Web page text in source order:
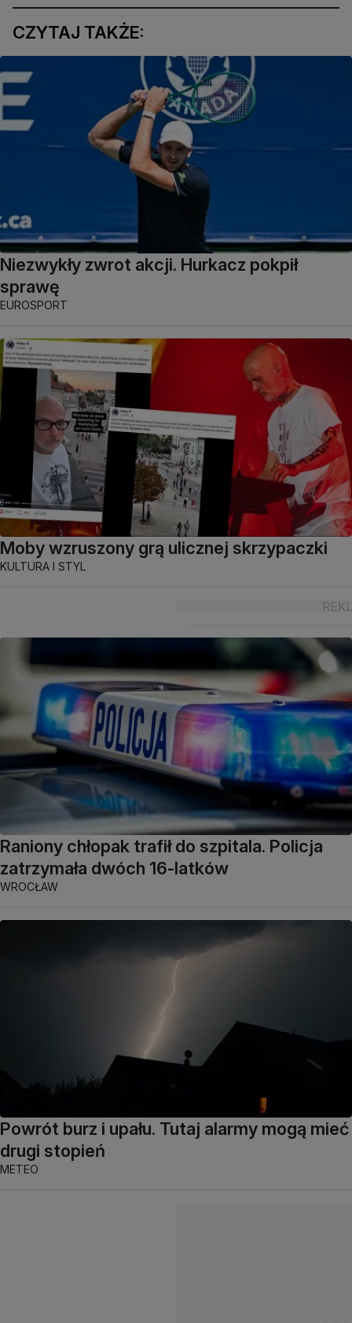
CZYTAJ TAKŻE:
Niezwykły zwrot akcji. Hurkacz pokpił
sprawę
EUROSPORT
Moby wzruszony grą ulicznej skrzypaczki
KULTURA I STYL
Raniony chłopak trafił do szpitala. Policja
zatrzymała dwóch 16-latków
WROCŁAW
Powrót burz i upału. Tutaj alarmy mogą mieć
drugi stopień
METEO